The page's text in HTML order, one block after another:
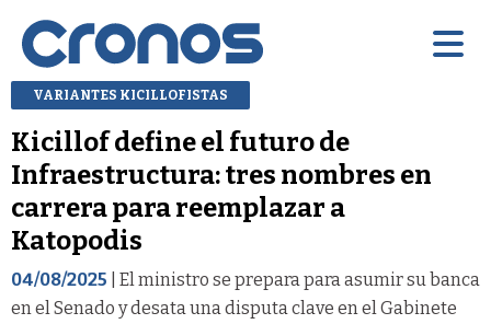
VARIANTES KICILLOFISTAS
Kicillof define el futuro de
Infraestructura: tres nombres en
carrera para reemplazar a
Katopodis
04/08/2025 | El ministro se prepara para asumir su banca
en el Senado y desata una disputa clave en el Gabinete